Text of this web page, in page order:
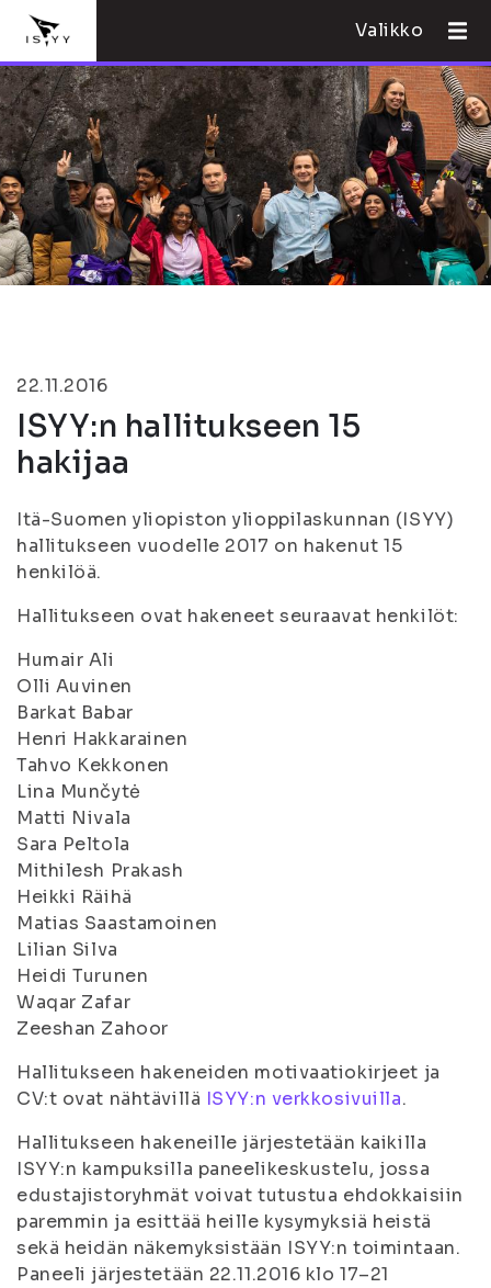
Valikko
22.11.2016
ISYY:n hallitukseen 15
hakijaa
Itä-Suomen yliopiston ylioppilaskunnan (ISYY)
hallitukseen vuodelle 2017 on hakenut 15
henkilöä.
Hallitukseen ovat hakeneet seuraavat henkilöt:
Humair Ali
Olli Auvinen
Barkat Babar
Henri Hakkarainen
Tahvo Kekkonen
Lina Munčytė
Matti Nivala
Sara Peltola
Mithilesh Prakash
Heikki Räihä
Matias Saastamoinen
Lilian Silva
Heidi Turunen
Waqar Zafar
Zeeshan Zahoor
Hallitukseen hakeneiden motivaatiokirjeet ja
CV:t ovat nähtävillä ISYY:n verkkosivuilla.
Hallitukseen hakeneille järjestetään kaikilla
ISYY:n kampuksilla paneelikeskustelu, jossa
edustajistoryhmät voivat tutustua ehdokkaisiin
paremmin ja esittää heille kysymyksiä heistä
sekä heidän näkemyksistään ISYY:n toimintaan.
Paneeli järjestetään 22.11.2016 klo 17–21